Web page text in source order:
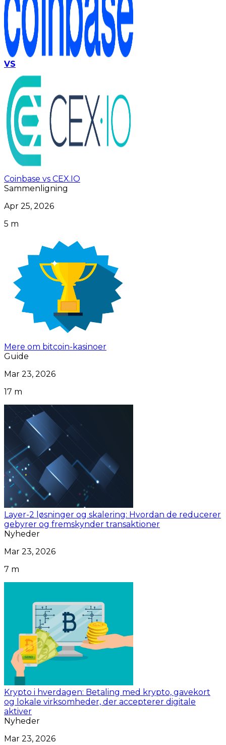
VS
Coinbase vs CEX.IO
Sammenligning
Apr 25, 2026
5 m
Mere om bitcoin-kasinoer
Guide
Mar 23, 2026
17 m
Layer-2 løsninger og skalering: Hvordan de reducerer
gebyrer og fremskynder transaktioner
Nyheder
Mar 23, 2026
7 m
Krypto i hverdagen: Betaling med krypto, gavekort
og lokale virksomheder, der accepterer digitale
aktiver
Nyheder
Mar 23, 2026